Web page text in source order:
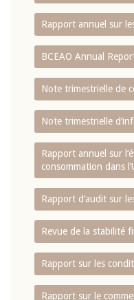
Rapport annuel sur
BCEAO Annual
Note trimestrielle de
Note trimestrielle
Rapport annuel sur
consommation dans
Rapport d‘audit sur
Revue de la stabilité
Rapport sur les
Rapport sur le